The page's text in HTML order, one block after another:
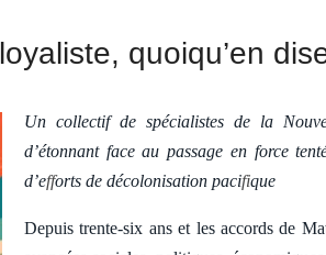
quoiqu’en
Un collectif de spécialistes de la
d’étonnant face au passage en force
d’efforts de décolonisation pacifique
Depuis trente-six ans et les accords de